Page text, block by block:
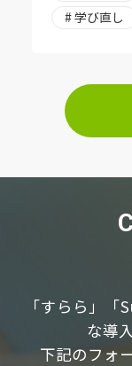
# 学び直し
「すらら」
な導
下記のフォ